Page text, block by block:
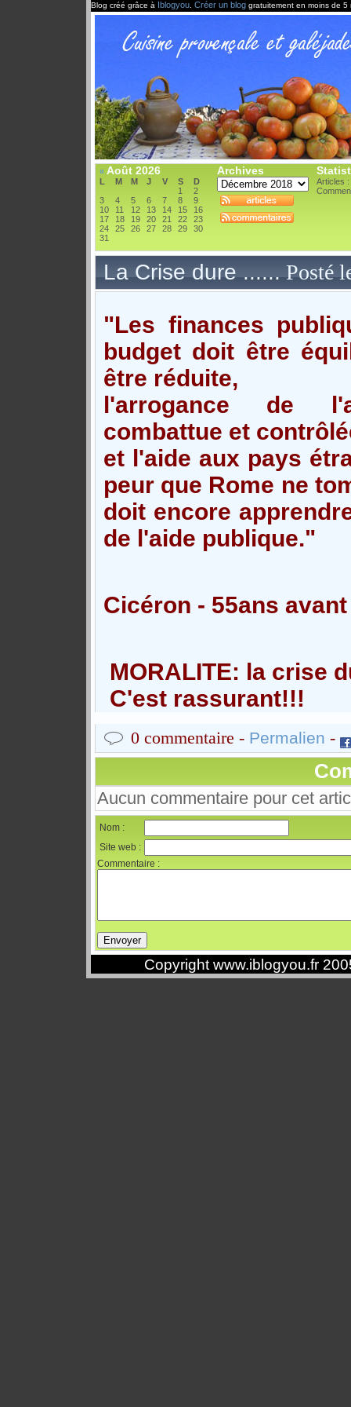
Blog créé grâce à Iblogyou Créer un blog gratuitement en moins de 5
« Août 2026
L M M J V S
D
1
2
3
4 5 6 7 8
9
10
11 12 13 14 15
16
17
18 19 20 21 22
23
24
25 26 27 28 29
30
31
Archives
Articles :
La Crise dure ...... Posté
"Les finances
budget doit être
être réduite,
l'arrogance de
combattue et
et l'aide aux pays
peur que Rome ne
doit encore
de l'aide publique."
Cicéron - 55ans
MORALITE: la crise
C'est rassurant!!!
0 commentaire - Permalien -
Aucun commentaire pour cet
Nom :
Site web :
Commentaire :
Copyright www.iblogyou.fr